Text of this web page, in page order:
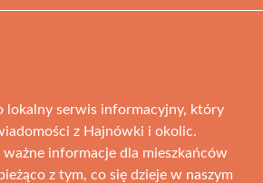
lokalny serwis informacyjny, który
z Hajnówki i okolic.
informacje dla mieszkańców
z tym, co się dzieje w naszym